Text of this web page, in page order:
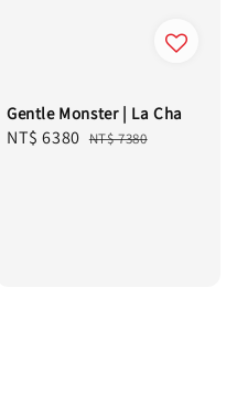
Gentle Monster | La Cha
Sale
NT$ 6380 Regular
NT$ 7380